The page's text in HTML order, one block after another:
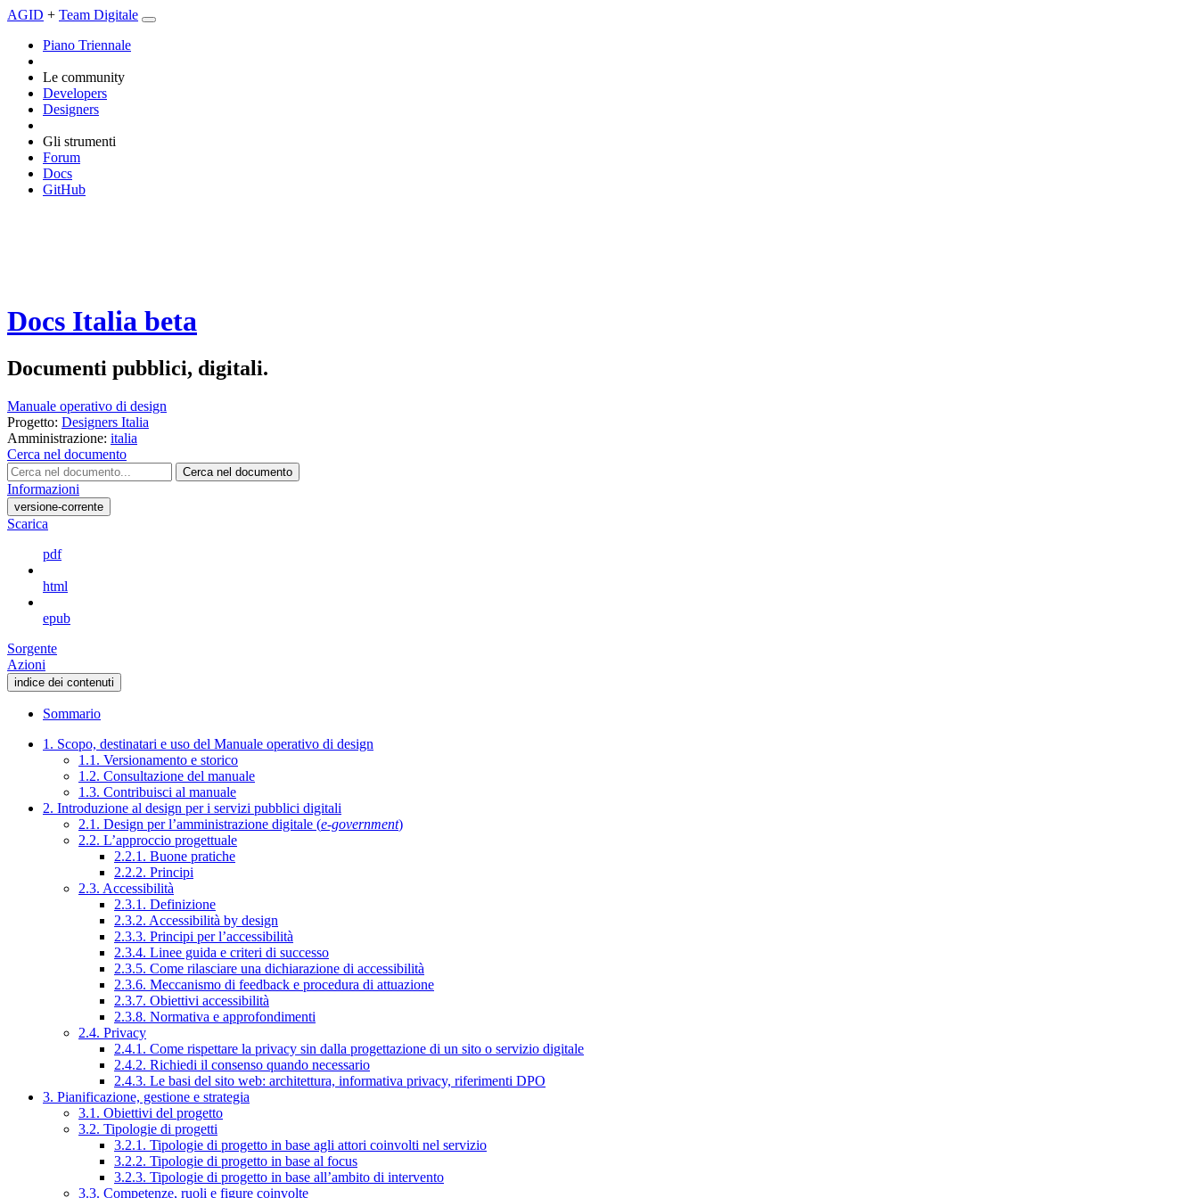
AGID + Team Digitale
Piano Triennale
Le community
Developers
Designers
Gli strumenti
Forum
Docs
GitHub
Docs Italia beta
Documenti pubblici, digitali.
Manuale operativo di design
Progetto: Designers Italia
Amministrazione: italia
Cerca nel documento
Cerca nel documento
Informazioni
versione-corrente
Scarica
pdf
html
epub
Sorgente
Azioni
indice dei contenuti
Sommario
1. Scopo, destinatari e uso del Manuale operativo di design
1.1. Versionamento e storico
1.2. Consultazione del manuale
1.3. Contribuisci al manuale
2. Introduzione al design per i servizi pubblici digitali
2.1. Design per l’amministrazione digitale (e-government)
2.2. L’approccio progettuale
2.2.1. Buone pratiche
2.2.2. Principi
2.3. Accessibilità
2.3.1. Definizione
2.3.2. Accessibilità by design
2.3.3. Principi per l’accessibilità
2.3.4. Linee guida e criteri di successo
2.3.5. Come rilasciare una dichiarazione di accessibilità
2.3.6. Meccanismo di feedback e procedura di attuazione
2.3.7. Obiettivi accessibilità
2.3.8. Normativa e approfondimenti
2.4. Privacy
2.4.1. Come rispettare la privacy sin dalla progettazione di un sito o servizio digitale
2.4.2. Richiedi il consenso quando necessario
2.4.3. Le basi del sito web: architettura, informativa privacy, riferimenti DPO
3. Pianificazione, gestione e strategia
3.1. Obiettivi del progetto
3.2. Tipologie di progetti
3.2.1. Tipologie di progetto in base agli attori coinvolti nel servizio
3.2.2. Tipologie di progetto in base al focus
3.2.3. Tipologie di progetto in base all’ambito di intervento
3.3. Competenze, ruoli e figure coinvolte